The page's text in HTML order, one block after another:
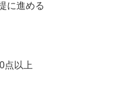
に進める
点以上